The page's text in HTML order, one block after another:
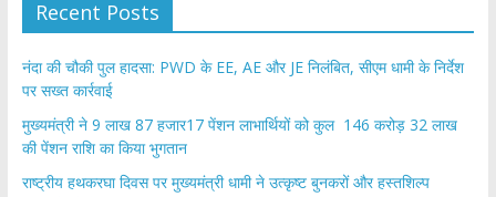
Recent Posts
नंदा की चौकी पुल हादसा: PWD के EE, AE और JE निलंबित, सीएम धामी के निर्देश
पर सख्त कार्रवाई
मुख्यमंत्री ने 9 लाख 87 हजार17 पेंशन लाभार्थियों को कुल 146 करोड़ 32 लाख
की पेंशन राशि का किया भुगतान
राष्ट्रीय हथकरघा दिवस पर मुख्यमंत्री धामी ने उत्कृष्ट बुनकरों और हस्तशिल्प